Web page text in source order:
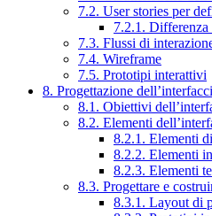
7.2. User stories per
7.2.1. Differenza
7.3. Flussi di
7.4. Wireframe
7.5. Prototipi interattivi
8. Progettazione
8.1. Obiettivi
8.2. Elementi
8.2.1. Elementi
8.2.2. Elementi
8.2.3. Elementi
8.3. Progettare e
8.3.1. Layout di